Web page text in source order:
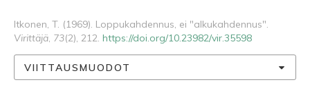
Itkonen, T. (1969). Loppukahdennus, ei "alkukahdennus".
Virittäjä, 73(2), 212. https://doi.org/10.23982/vir.35598
VIITTAUSMUODOT